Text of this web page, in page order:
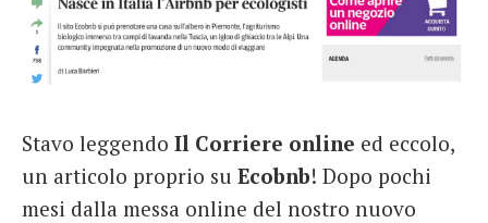
English
Spanish
Italiano
Stavo leggendo Il Corriere online ed eccolo,
un articolo proprio su Ecobnb! Dopo pochi
mesi dalla messa online del nostro nuovo